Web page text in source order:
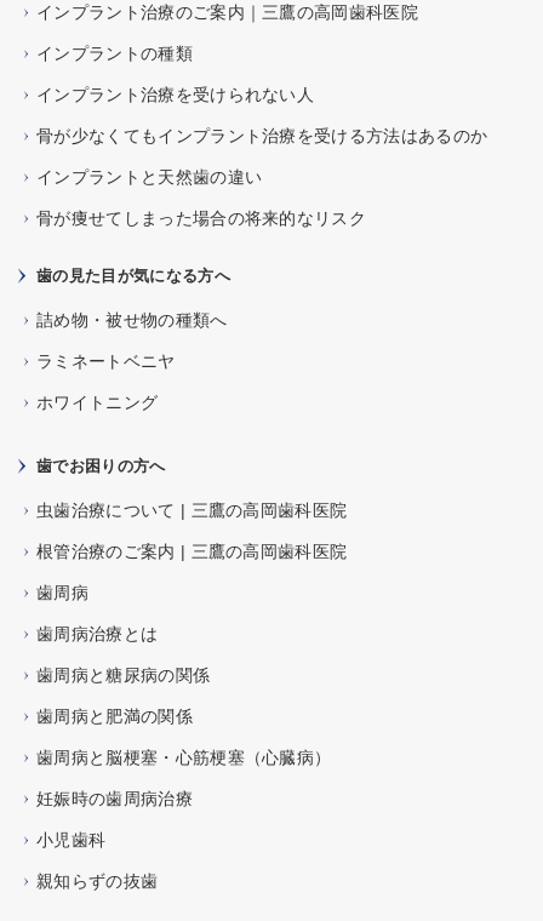
インプラント治療のご案内｜三鷹の高岡歯科医院
インプラントの種類
インプラント治療を受けられない人
骨が少なくてもインプラント治療を受ける方法はあるのか
インプラントと天然歯の違い
骨が痩せてしまった場合の将来的なリスク
歯の見た目が気になる方へ
詰め物・被せ物の種類へ
ラミネートベニヤ
ホワイトニング
歯でお困りの方へ
虫歯治療について | 三鷹の高岡歯科医院
根管治療のご案内 | 三鷹の高岡歯科医院
歯周病
歯周病治療とは
歯周病と糖尿病の関係
歯周病と肥満の関係
歯周病と脳梗塞・心筋梗塞（心臓病）
妊娠時の歯周病治療
小児歯科
親知らずの抜歯